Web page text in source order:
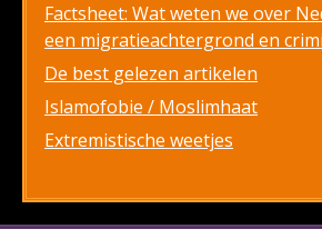
Factsheet: Wat weten we over
een migratieachtergrond en
De best gelezen artikelen
Islamofobie / Moslimhaat
Extremistische weetjes